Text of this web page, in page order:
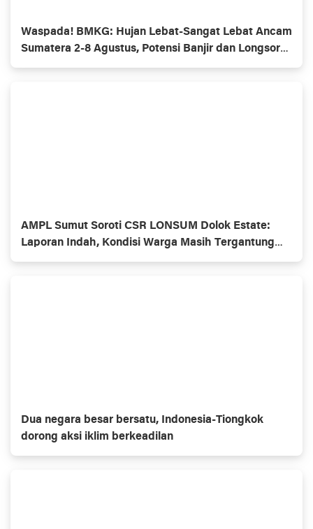
Waspada! BMKG: Hujan Lebat-Sangat Lebat Ancam
Sumatera 2-8 Agustus, Potensi Banjir dan Longsor
Mengintai
AMPL Sumut Soroti CSR LONSUM Dolok Estate:
Laporan Indah, Kondisi Warga Masih Tergantung
BLT
Dua negara besar bersatu, Indonesia-Tiongkok
dorong aksi iklim berkeadilan